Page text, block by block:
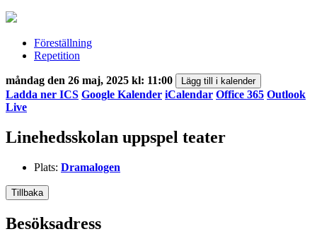
Föreställning
Repetition
måndag den 26 maj, 2025 kl: 11:00 Lägg till i kalender
Ladda ner ICS Google Kalender iCalendar Office 365 Outlook
Live
Linehedsskolan uppspel teater
Plats: Dramalogen
Tillbaka
Besöksadress